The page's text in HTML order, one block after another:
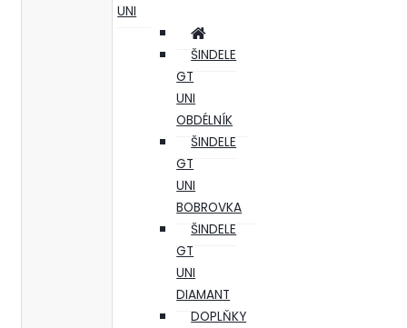
UNI
ŠINDELE
GT
UNI
OBDÉLNÍK
ŠINDELE
GT
UNI
BOBROVKA
ŠINDELE
GT
UNI
DIAMANT
DOPLŇKY